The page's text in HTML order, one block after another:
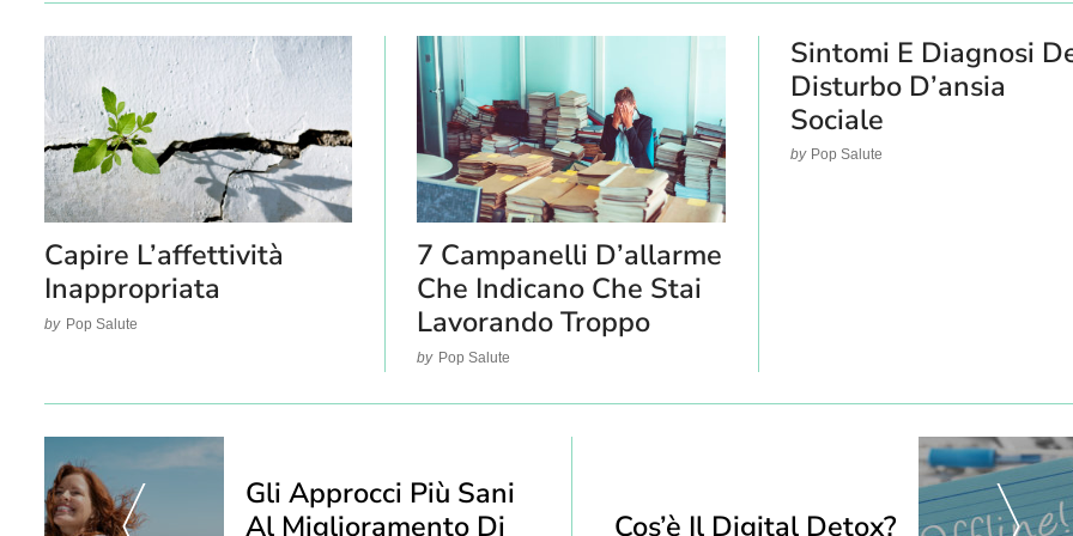
Capire L’affettività
Inappropriata
by Pop Salute
7 Campanelli D’allarme
Che Indicano Che Stai
Lavorando Troppo
by Pop Salute
Sintomi E Diagnosi
Disturbo D’ansia
Sociale
by Pop Salute
Post
NavigationGli Approcci Più Sani
Al Miglioramento Di
Cos’è Il Digital Detox?